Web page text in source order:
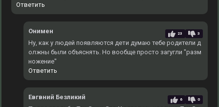
Ответить
Онимен 23 3
Ну, как у людей появляются дети думаю тебе родители д
олжны были объяснять. Но вообще просто загугли "разм
ножение"
Ответить
Евгвний Безликий 6 0